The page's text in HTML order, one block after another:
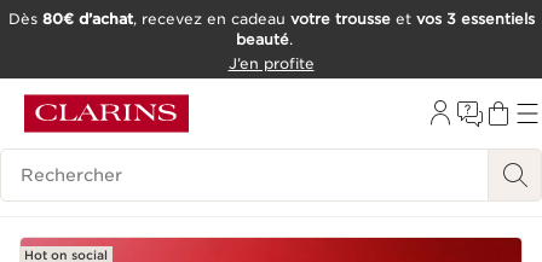
OUTIL D'ACCESSIBILITÉ
Dès 80€ d’achat, recevez en cadeau votre trousseet vos 3 essentiels
beauté.
J’en profite
Historique des recherches
Hot on social